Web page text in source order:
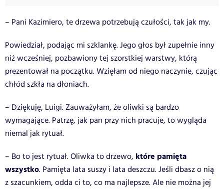
– Pani Kazimiero, te drzewa potrzebują czułości, tak jak my.
Powiedział, podając mi szklankę. Jego głos był zupełnie inny
niż wcześniej, pozbawiony tej szorstkiej warstwy, którą
prezentował na początku. Wzięłam od niego naczynie, czując
chłód szkła na dłoniach.
– Dziękuję, Luigi. Zauważyłam, że oliwki są bardzo
wymagające. Patrzę, jak pan przy nich pracuje, to wygląda
niemal jak rytuał.
– Bo to jest rytuał. Oliwka to drzewo, które pamięta
wszystko. Pamięta lata suszy i lata deszczu. Jeśli dbasz o nią
z szacunkiem, odda ci to, co ma najlepsze. Ale nie można jej